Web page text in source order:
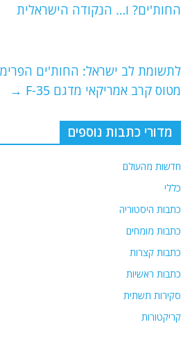
A
ra
b
k
החות'ים? ו… הנקודה הישראלית
לתשומת לב ישראל: החות'ים
מטוס קרב אמריקאי מדגם F-35
→
מדורי כתבות נוספים
חדשות מהעולם
כללי
כתבות היסטוריה
כתבות מומחים
כתבות קצרות
כתבות ראשיות
סקירות תשתית
קריקטורות